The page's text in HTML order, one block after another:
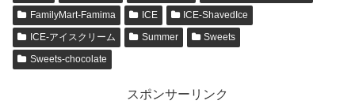
FamilyMart-Famima
ICE
ICE-ShavedIce
ICE-アイスクリーム
Summer
Sweets
Sweets-chocolate
スポンサーリンク